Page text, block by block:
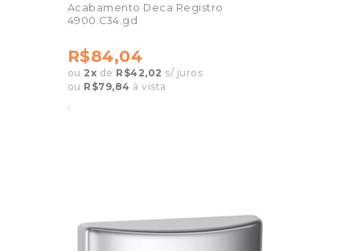
Acabamento Deca Registro
4900.C34.gd
R$84,04
ou 2x de R$42,02 s/ juros
ou R$79,84 à vista